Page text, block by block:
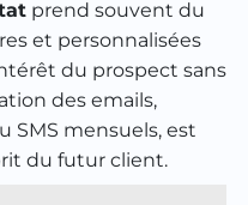
prend souvent du
et personnalisées
du prospect sans
des emails,
SMS mensuels, est
du futur client.